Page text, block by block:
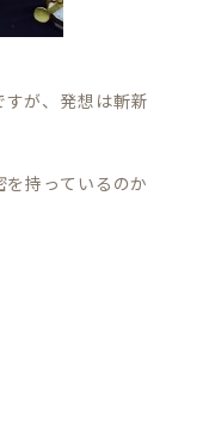
が、発想は斬新
持っているのか